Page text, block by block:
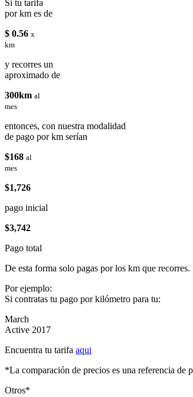
Si tu tarifa
por km es de
$ 0.56 x
km
y recorres un
aproximado de
300km al
mes
entonces, con nuestra modalidad
de pago por km serían
$168 al
mes
$1,726
pago inicial
$3,742
Pago total
De esta forma solo pagas por los km que recorres.
Por ejemplo:
Si contratas tu pago por kilómetro para tu:
March
Active 2017
Encuentra tu tarifa aqui
*La comparación de precios es una referencia de
Otros*